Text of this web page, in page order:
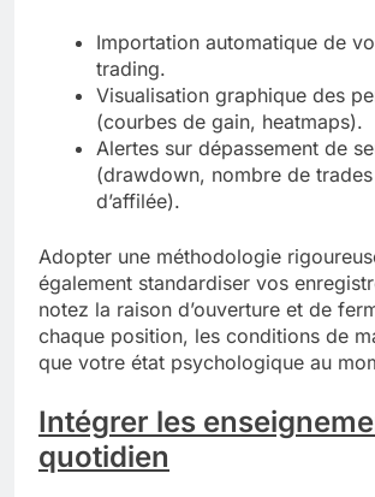
Importation automatique de
trading.
Visualisation graphique des
(courbes de gain, heatmaps).
Alertes sur dépassement de
(drawdown, nombre de
d’affilée).
Adopter une méthodologie
également standardiser vos
notez la raison d’ouverture et de
chaque position, les conditions de
que votre état psychologique au
Intégrer les
quotidien